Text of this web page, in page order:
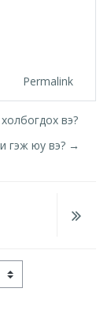
Permalink
вэ?
гэж юу вэ? →